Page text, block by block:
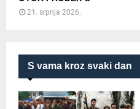
S vama kroz svaki dan
21. srpnja 2026.